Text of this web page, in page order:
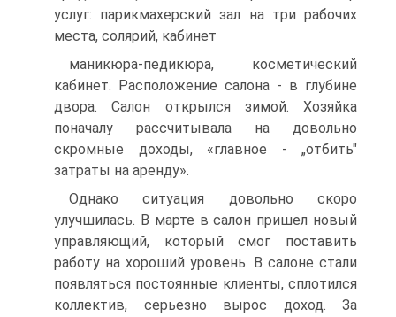
услуг: парикмахерский зал на три рабочих
места, солярий, кабинет
маникюра-педикюра, косметический
кабинет. Расположение салона - в глубине
двора. Салон открылся зимой. Хозяйка
поначалу рассчитывала на довольно
скромные доходы, «главное - „отбить"
затраты на аренду».
Однако ситуация довольно скоро
улучшилась. В марте в салон пришел новый
управляющий, который смог поставить
работу на хороший уровень. В салоне стали
появляться постоянные клиенты, сплотился
коллектив, серьезно вырос доход. За